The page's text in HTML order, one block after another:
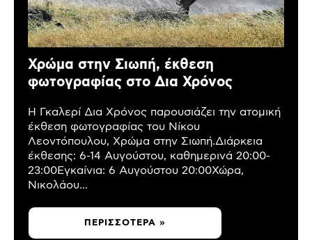
Χρώμα στην Σιωπή, έκθεση
φωτογραφίας στο Δια Χρόνος
Η Γκαλερί Δια Χρόνος παρουσιάζει την ατομική
έκθεση φωτογραφίας του Νίκου
Λεοντόπουλου, Χρώμα στην Σιωπή.Διάρκεια
έκθεσης: 6-14 Αυγούστου, καθημερινά 20:00-
23:00Εγκαίνια: 6 Αυγούστου 20:00Χώρα,
Νικολάου...
ΠΕΡΙΣΣΌΤΕΡΑ »